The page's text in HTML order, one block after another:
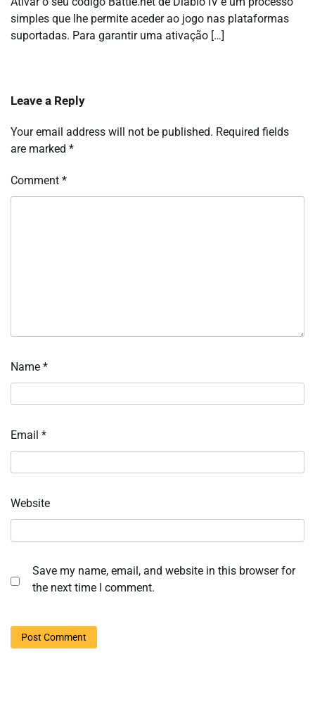
simples que lhe permite aceder ao jogo nas plataformas
suportadas. Para garantir uma ativação […]
Leave a Reply
Your email address will not be published. Required fields
are marked *
Comment *
Name *
Email *
Website
Save my name, email, and website in this browser for
the next time I comment.